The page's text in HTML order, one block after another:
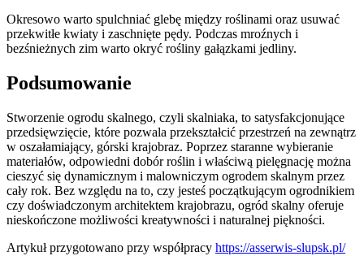
Okresowo warto spulchniać glebę między roślinami oraz usuwać
przekwitłe kwiaty i zaschnięte pędy. Podczas mroźnych i
bezśnieżnych zim warto okryć rośliny gałązkami jedliny.
Podsumowanie
Stworzenie ogrodu skalnego, czyli skalniaka, to satysfakcjonujące
przedsięwzięcie, które pozwala przekształcić przestrzeń na zewnątrz
w oszałamiający, górski krajobraz. Poprzez staranne wybieranie
materiałów, odpowiedni dobór roślin i właściwą pielęgnację można
cieszyć się dynamicznym i malowniczym ogrodem skalnym przez
cały rok. Bez względu na to, czy jesteś początkującym ogrodnikiem
czy doświadczonym architektem krajobrazu, ogród skalny oferuje
nieskończone możliwości kreatywności i naturalnej piękności.
Artykuł przygotowano przy współpracy https://asserwis-slupsk.pl/